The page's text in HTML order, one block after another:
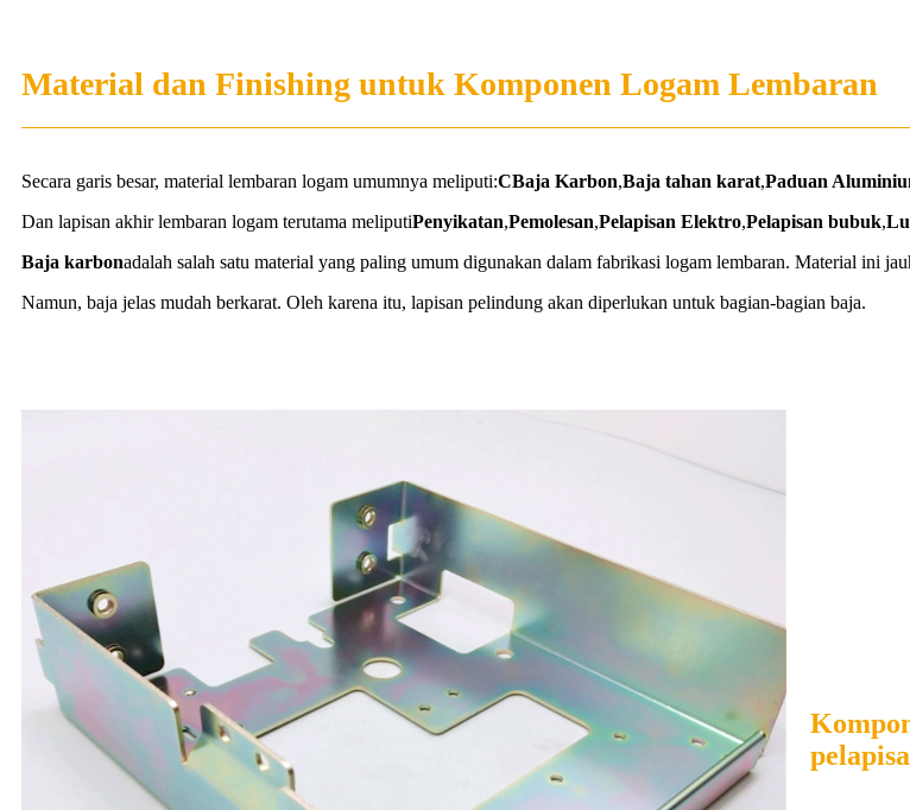
Material dan Finishing untuk Komponen Logam Lembaran
Secara garis besar, material lembaran logam umumnya meliputi:CBaja Karbon,Baja tahan karat,Paduan
Dan lapisan akhir lembaran logam terutama meliputiPenyikatan,Pemolesan,Pelapisan Elektro,Pelapisan bubuk,
Baja karbonadalah salah satu material yang paling umum digunakan dalam fabrikasi logam lembaran. Material ini
Namun, baja jelas mudah berkarat. Oleh karena itu, lapisan pelindung akan diperlukan untuk bagian-bagian baja.